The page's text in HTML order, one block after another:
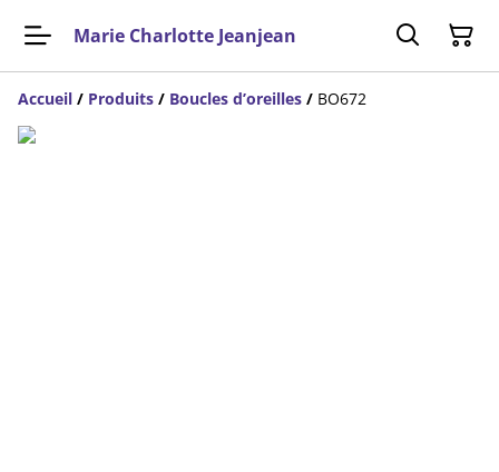
Marie Charlotte Jeanjean
Accueil / Produits / Boucles d’oreilles / BO672